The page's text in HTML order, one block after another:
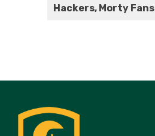
Hackers, Morty Fans